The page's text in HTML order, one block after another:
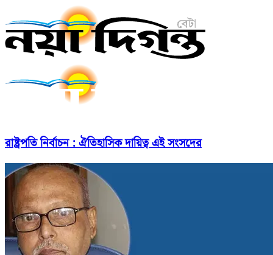
রাষ্ট্রপতি নির্বাচন : ঐতিহাসিক দায়িত্ব এই সংসদের